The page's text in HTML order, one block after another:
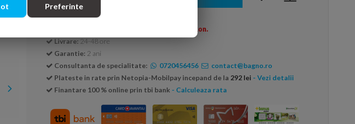
Transport GRATUIT la comenzi peste 600 Ron.
Livrare: 24-48 ore
Garantie: 2 ani
Consultanta de specialitate:
0720456456
contact@bagno.ro
Plateste in rate prin Netopia-Mobilpay incepand de la 292 lei - Vezi detalii
Finantare 100 % online prin tbi bank - Calculeaza rata
Preferinte